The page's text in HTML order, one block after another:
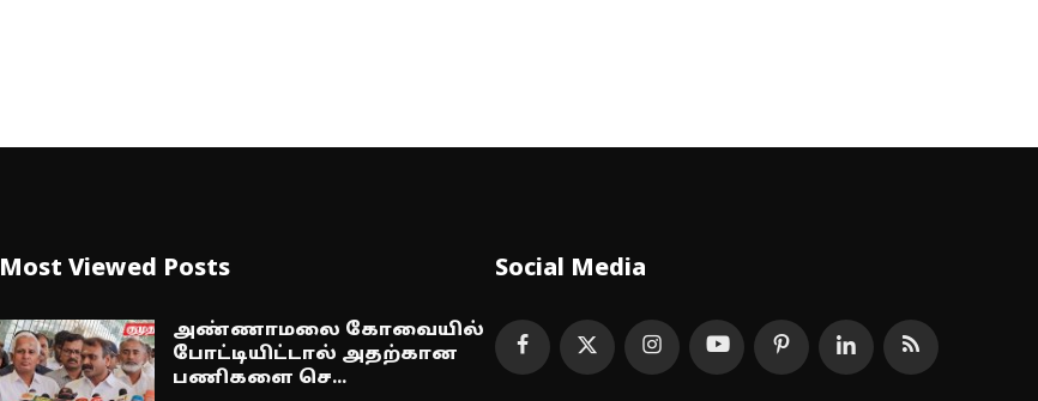
Most Viewed Posts
அண்ணாமலை கோவையில்
போட்டியிட்டால் அதற்கான
பணிகளை செ...
Social Media